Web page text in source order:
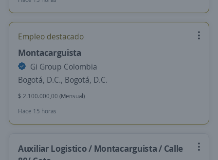
Empleo destacado
Montacarguista
Gi Group Colombia
Bogotá, D.C., Bogotá, D.C.
$ 2.100.000,00 (Mensual)
Hace 15 horas
Auxiliar Logistico / Montacarguista / Calle